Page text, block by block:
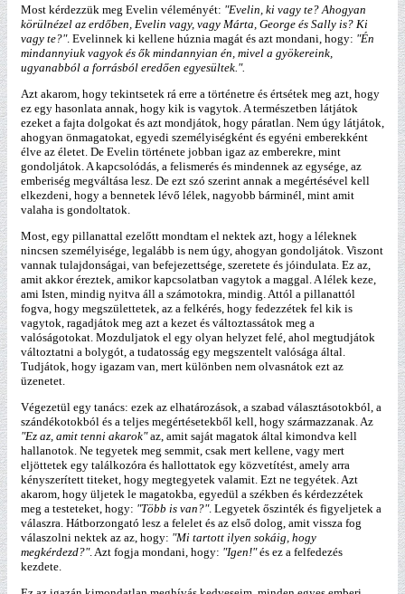
Most kérdezzük meg Evelin véleményét: "Evelin, ki vagy te? Ahogyan
körülnézel az erdőben, Evelin vagy, vagy Márta, George és Sally is? Ki
vagy te?". Evelinnek ki kellene húznia magát és azt mondani, hogy: "Én
mindannyiuk vagyok és ők mindannyian én, mivel a gyökereink,
ugyanabból a forrásból eredően egyesültek.".
Azt akarom, hogy tekintsetek rá erre a történetre és értsétek meg azt, hogy
ez egy hasonlata annak, hogy kik is vagytok. A természetben látjátok
ezeket a fajta dolgokat és azt mondjátok, hogy páratlan. Nem úgy látjátok,
ahogyan önmagatokat, egyedi személyiségként és egyéni emberekként
élve az életet. De Evelin története jobban igaz az emberekre, mint
gondoljátok. A kapcsolódás, a felismerés és mindennek az egysége, az
emberiség megváltása lesz. De ezt szó szerint annak a megértésével kell
elkezdeni, hogy a bennetek lévő lélek, nagyobb bárminél, mint amit
valaha is gondoltatok.
Most, egy pillanattal ezelőtt mondtam el nektek azt, hogy a léleknek
nincsen személyisége, legalább is nem úgy, ahogyan gondoljátok. Viszont
vannak tulajdonságai, van befejezettsége, szeretete és jóindulata. Ez az,
amit akkor éreztek, amikor kapcsolatban vagytok a maggal. A lélek keze,
ami Isten, mindig nyitva áll a számotokra, mindig. Attól a pillanattól
fogva, hogy megszülettetek, az a felkérés, hogy fedezzétek fel kik is
vagytok, ragadjátok meg azt a kezet és változtassátok meg a
valóságotokat. Mozduljatok el egy olyan helyzet felé, ahol megtudjátok
változtatni a bolygót, a tudatosság egy megszentelt valósága által.
Tudjátok, hogy igazam van, mert különben nem olvasnátok ezt az
üzenetet.
Végezetül egy tanács: ezek az elhatározások, a szabad választásotokból, a
szándékotokból és a teljes megértésetekből kell, hogy származzanak. Az
"Ez az, amit tenni akarok"az, amit saját magatok által kimondva kell
hallanotok. Ne tegyetek meg semmit, csak mert kellene, vagy mert
eljöttetek egy találkozóra és hallottatok egy közvetítést, amely arra
kényszerített titeket, hogy megtegyetek valamit. Ezt ne tegyétek. Azt
akarom, hogy üljetek le magatokba, egyedül a székben és kérdezzétek
meg a testeteket, hogy: "Több is van?". Legyetek őszinték és figyeljetek a
válaszra. Hátborzongató lesz a felelet és az első dolog, amit vissza fog
válaszolni nektek az az, hogy: "Mi tartott ilyen sokáig, hogy
megkérdezd?". Azt fogja mondani, hogy: "Igen!"és ez a felfedezés
kezdete.